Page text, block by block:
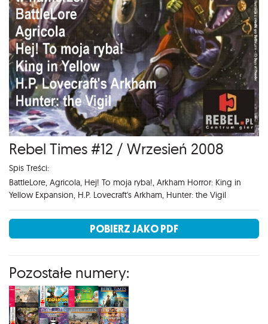
Rebel Times #12 / Wrzesień 2008
Spis Treści:
BattleLore, Agricola, Hej! To moja ryba!, Arkham Horror: King in
Yellow Expansion, H.P. Lovecraft's Arkham, Hunter: the Vigil
POBIERZ JAKO PDF
Pozostałe numery: